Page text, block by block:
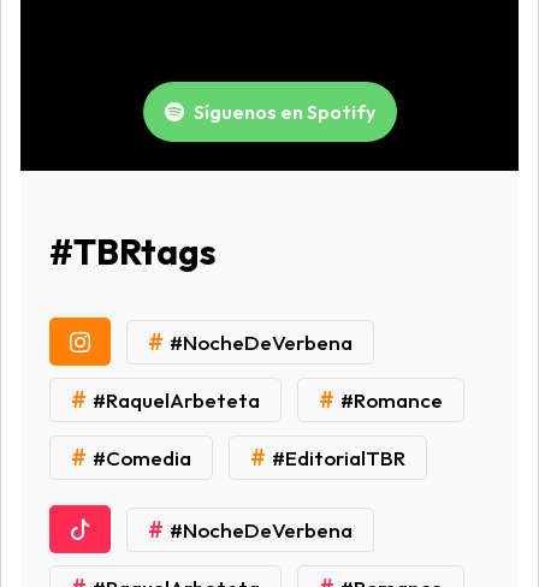
Síguenos en Spotify
#TBRtags
# #NocheDeVerbena
# #RaquelArbeteta # #Romance
# #Comedia # #EditorialTBR
# #NocheDeVerbena